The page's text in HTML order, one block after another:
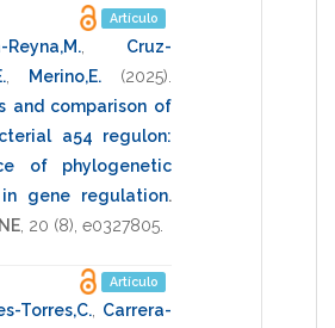
Artículo
Reyna,M.
Cruz-
Merino,E. (2025)
and comparison of
a54 regulon:
of phylogenetic
gene regulation.
20 (8), e0327805
Artículo
Torres,C.
Carrera-